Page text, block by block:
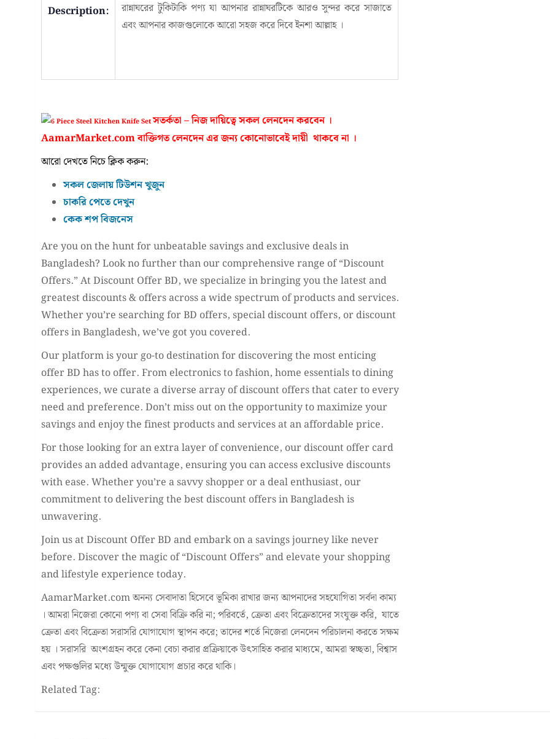
Description:
রান্নাঘরের টুকিটাকি পণ্য যা আপনার রান্নাঘরটিকে আরও সুন্দর করে সাজাতে
এবং আপনার কাজগুলোকে আরো সহজ করে দিবে ইনশা আল্লাহ ।
সতর্কতা – নিজ দায়িত্বে সকল লেনদেন করবেন ।
AamarMarket.com বাক্তিগত লেনদেন এর জন্য কোনোভাবেই দায়ী থাকবে না ।
আরো দেখতে নিচে ক্লিক করুন:
সকল জেলায় টিউশন খুজুন
চাকরি পেতে দেখুন
কেক শপ বিজনেস
Are you on the hunt for unbeatable savings and exclusive deals in
Bangladesh? Look no further than our comprehensive range of “Discount
Offers.” At Discount Offer BD, we specialize in bringing you the latest and
greatest discounts & offers across a wide spectrum of products and services.
Whether you’re searching for BD offers, special discount offers, or discount
offers in Bangladesh, we’ve got you covered.
Our platform is your go-to destination for discovering the most enticing
offer BD has to offer. From electronics to fashion, home essentials to dining
experiences, we curate a diverse array of discount offers that cater to every
need and preference. Don’t miss out on the opportunity to maximize your
savings and enjoy the finest products and services at an affordable price.
For those looking for an extra layer of convenience, our discount offer card
provides an added advantage, ensuring you can access exclusive discounts
with ease. Whether you’re a savvy shopper or a deal enthusiast, our
commitment to delivering the best discount offers in Bangladesh is
unwavering.
Join us at Discount Offer BD and embark on a savings journey like never
before. Discover the magic of “Discount Offers” and elevate your shopping
and lifestyle experience today.
AamarMarket.com অনন্য সেবাদাতা হিসেবে ভূমিকা রাখার জন্য আপনাদের সহযোগিতা সর্বদা কাম্য
। আমরা নিজেরা কোনো পণ্য বা সেবা বিক্রি করি না; পরিবর্তে, ক্রেতা এবং বিক্রেতাদের সংযুক্ত করি, যাতে
ক্রেতা এবং বিক্রেতা সরাসরি যোগাযোগ স্থাপন করে; তাদের শর্তে নিজেরা লেনদেন পরিচালনা করতে সক্ষম
হয় । সরাসরি অংশগ্রহন করে কেনা বেচা করার প্রক্রিয়াকে উৎসাহিত করার মাধ্যমে, আমরা স্বচ্ছতা, বিশ্বাস
এবং পক্ষগুলির মধ্যে উন্মুক্ত যোগাযোগ প্রচার করে থাকি।
Related Tag: